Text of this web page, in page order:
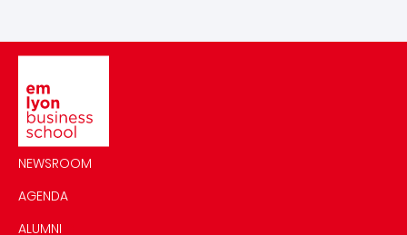
NEWSROOM
AGENDA
ALUMNI